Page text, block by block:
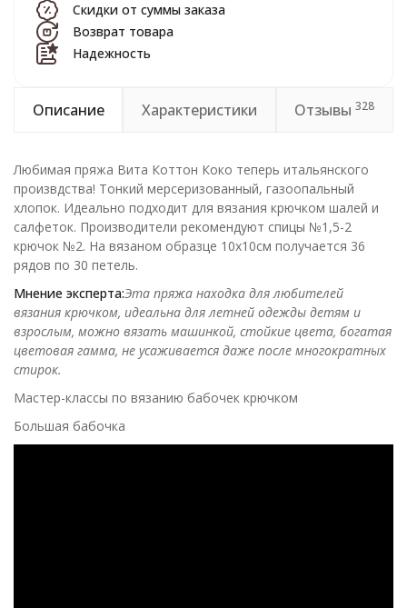
Скидки от суммы заказа
Возврат товара
Надежность
Описание Характеристики Отзывы328
Любимая пряжа Вита Коттон Коко теперь итальянского
произвдства! Тонкий мерсеризованный, газоопальный
хлопок. Идеально подходит для вязания крючком шалей и
салфеток. Производители рекомендуют спицы №1,5-2
крючок №2. На вязаном образце 10х10см получается 36
рядов по 30 петель.
Мнение эксперта:Эта пряжа находка для любителей
вязания крючком, идеальна для летней одежды детям и
взрослым, можно вязать машинкой, стойкие цвета, богатая
цветовая гамма, не усаживается даже после многократных
стирок.
Мастер-классы по вязанию бабочек крючком
Большая бабочка